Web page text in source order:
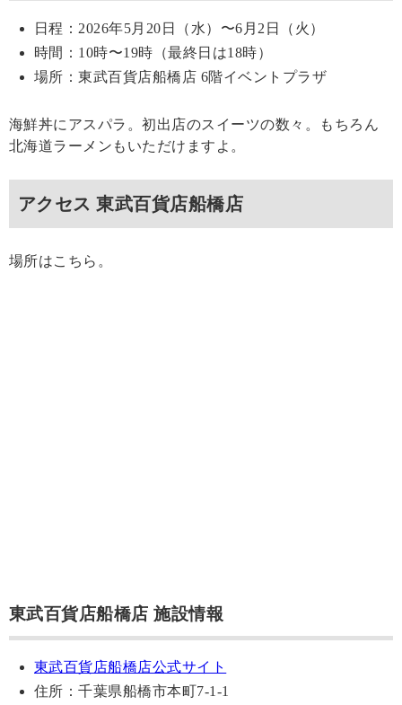
日程：2026年5月20日（水）〜6月2日（火）
時間：10時〜19時（最終日は18時）
場所：東武百貨店船橋店 6階イベントプラザ
海鮮丼にアスパラ。初出店のスイーツの数々。もちろん
北海道ラーメンもいただけますよ。
アクセス 東武百貨店船橋店
場所はこちら。
東武百貨店船橋店 施設情報
東武百貨店船橋店公式サイト
住所：千葉県船橋市本町7-1-1